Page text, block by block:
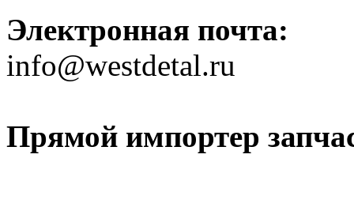
Электронная почта:
info@westdetal.ru
Прямой импортер